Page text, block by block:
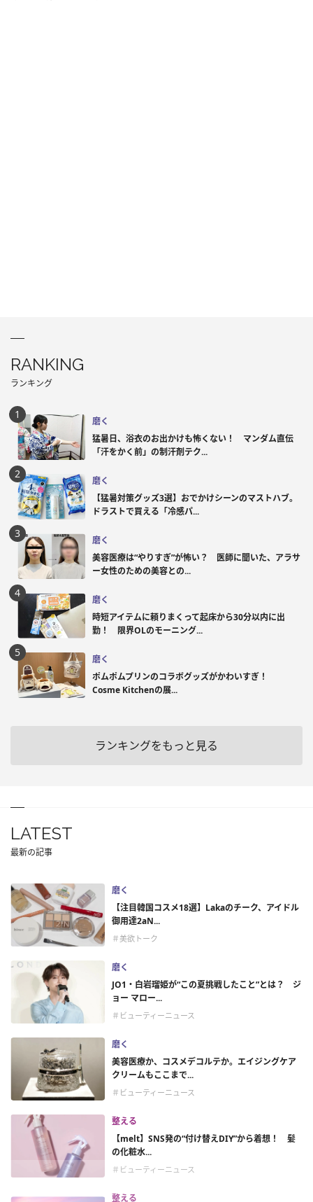
RANKING
ランキング
磨く
猛暑日、浴衣のお出かけも怖くない！ マンダム直伝
「汗をかく前」の制汗剤テク...
磨く
【猛暑対策グッズ3選】おでかけシーンのマストハブ。
ドラストで買える「冷感パ...
磨く
美容医療は“やりすぎ”が怖い？ 医師に聞いた、アラサ
ー女性のための美容との...
磨く
時短アイテムに頼りまくって起床から30分以内に出
勤！ 限界OLのモーニング...
磨く
ポムポムプリンのコラボグッズがかわいすぎ！
Cosme Kitchenの展...
ランキングをもっと見る
LATEST
最新の記事
磨く
【注目韓国コスメ18選】Lakaのチーク、アイドル
御用達2aN...
＃美欲トーク
磨く
JO1・白岩瑠姫が“この夏挑戦したこと”とは？ ジ
ョー マロー...
＃ビューティーニュース
磨く
美容医療か、コスメデコルテか。エイジングケア
クリームもここまで...
＃ビューティーニュース
整える
【melt】SNS発の“付け替えDIY”から着想！ 髪
の化粧水...
＃ビューティーニュース
整える